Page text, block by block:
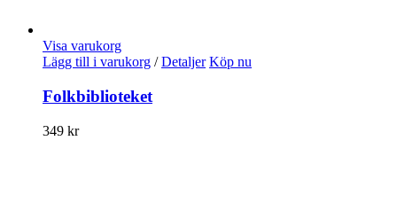
Visa varukorg
Lägg till i varukorg / Detaljer Köp nu
Folkbiblioteket
349 kr